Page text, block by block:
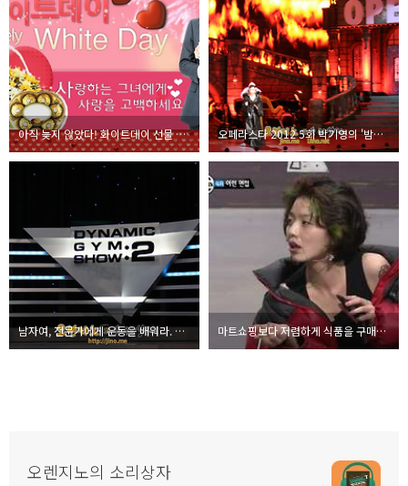
아직 늦지 않았다! 화이트데이 선물 추천 꽃배달 오페라스타 2012 5회 박기영의 '밤의 여왕' 완벽할 순 없었지만 멋진 무대. 그리고 손호영 1등 현장 리뷰
남자여, 전문가에게 운동을 배워라. 절대남자 2 방청후기 마트쇼핑보다 저렴하게 식품을 구매하는 방법
오렌지노의 소리상자